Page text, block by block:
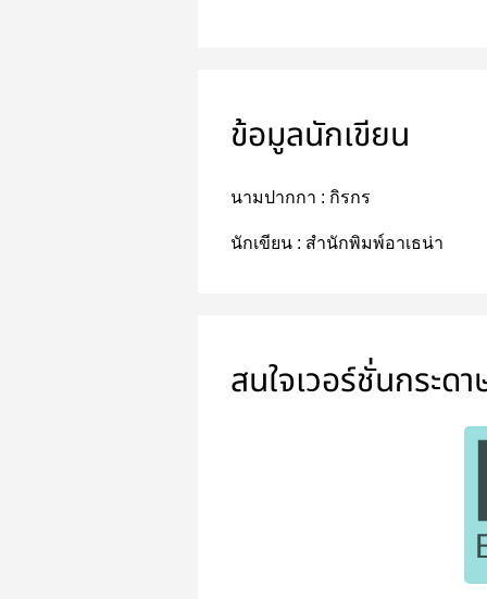
ข้อมูลนักเขียน
นามปากกา : กิรกร
นักเขียน : สำนักพิมพ์อาเธน่า
สนใจเวอร์ชั่นกระดา